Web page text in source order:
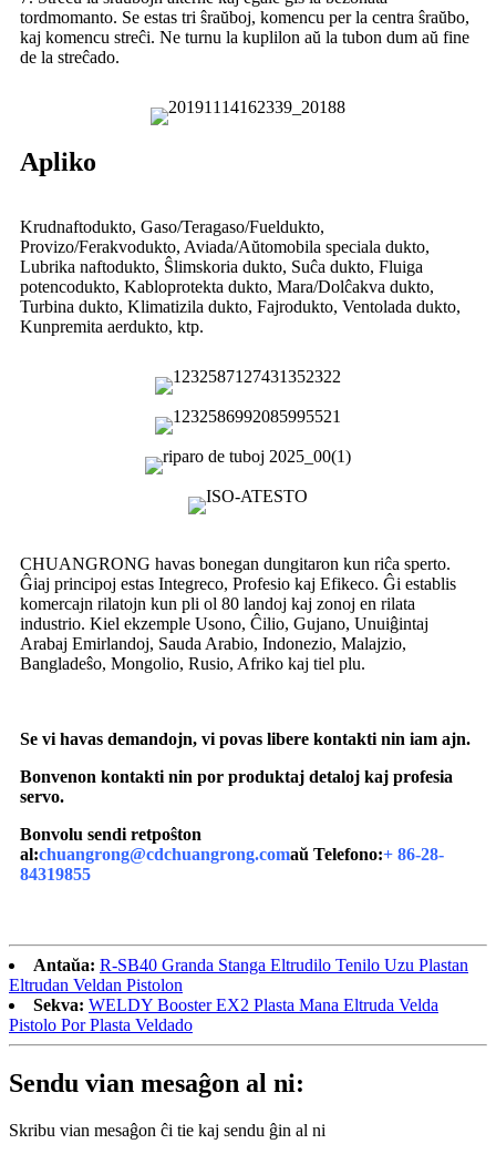
tordmomanto. Se estas tri ŝraŭboj, komencu per la centra ŝraŭbo,
kaj komencu streĉi. Ne turnu la kuplilon aŭ la tubon dum aŭ fine
de la streĉado.
Apliko
Krudnaftodukto, Gaso/Teragaso/Fueldukto,
Provizo/Ferakvodukto, Aviada/Aŭtomobila speciala dukto,
Lubrika naftodukto, Ŝlimskoria dukto, Suĉa dukto, Fluiga
potencodukto, Kabloprotekta dukto, Mara/Dolĉakva dukto,
Turbina dukto, Klimatizila dukto, Fajrodukto, Ventolada dukto,
Kunpremita aerdukto, ktp.
CHUANGRONG havas bonegan dungitaron kun riĉa sperto.
Ĝiaj principoj estas Integreco, Profesio kaj Efikeco. Ĝi establis
komercajn rilatojn kun pli ol 80 landoj kaj zonoj en rilata
industrio. Kiel ekzemple Usono, Ĉilio, Gujano, Unuiĝintaj
Arabaj Emirlandoj, Sauda Arabio, Indonezio, Malajzio,
Bangladeŝo, Mongolio, Rusio, Afriko kaj tiel plu.
Se vi havas demandojn, vi povas libere kontakti nin iam ajn.
Bonvenon kontakti nin por produktaj detaloj kaj profesia
servo.
Bonvolu sendi retpoŝton
al:chuangrong@cdchuangrong.comaŭ Telefono:+ 86-28-
84319855
Antaŭa: R-SB40 Granda Stanga Eltrudilo Tenilo Uzu Plastan
Eltrudan Veldan Pistolon
Sekva: WELDY Booster EX2 Plasta Mana Eltruda Velda
Pistolo Por Plasta Veldado
Sendu vian mesaĝon al ni:
Skribu vian mesaĝon ĉi tie kaj sendu ĝin al ni